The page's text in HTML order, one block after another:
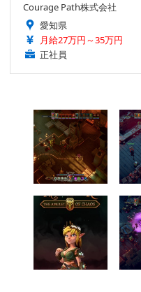
Courage Path株式会社
愛知県
月給27万円～35万円
正社員